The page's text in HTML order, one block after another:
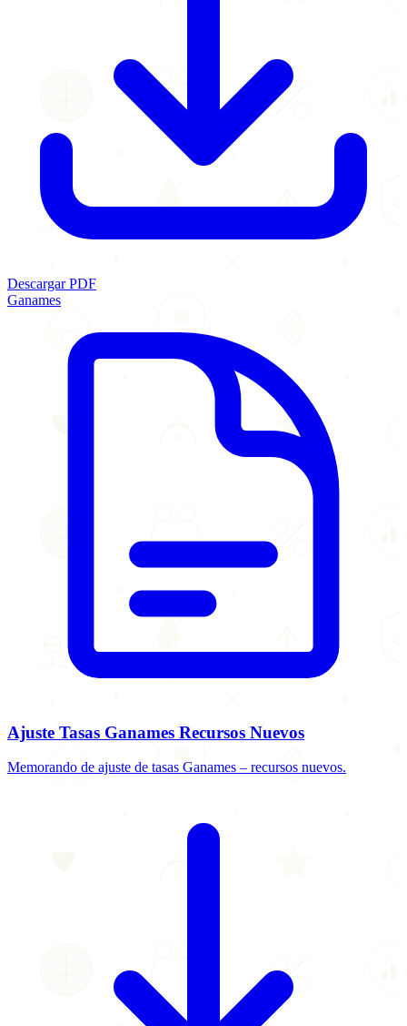
Descargar PDF
Ganames
Ajuste Tasas Ganames Recursos Nuevos
Memorando de ajuste de tasas Ganames – recursos nuevos.